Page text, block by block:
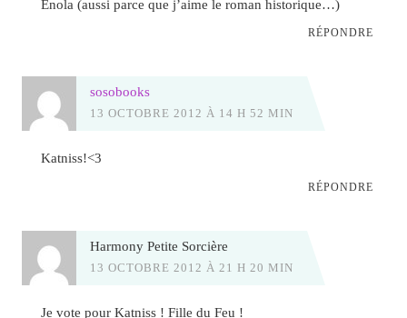
Enola (aussi parce que j’aime le roman historique…)
RÉPONDRE
sosobooks
13 OCTOBRE 2012 À 14 H 52 MIN
Katniss!<3
RÉPONDRE
Harmony Petite Sorcière
13 OCTOBRE 2012 À 21 H 20 MIN
Je vote pour Katniss ! Fille du Feu !